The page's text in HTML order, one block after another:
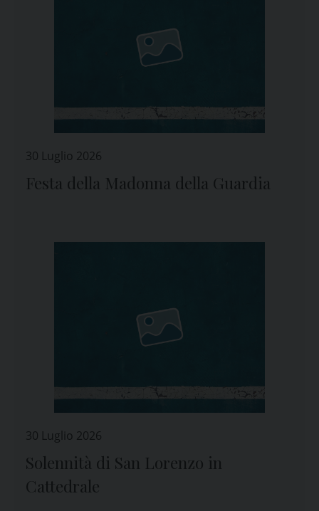
30 Luglio 2026
Festa della Madonna della Guardia
30 Luglio 2026
Solennità di San Lorenzo in
Cattedrale